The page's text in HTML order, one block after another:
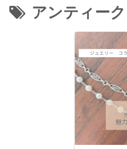
アンティー